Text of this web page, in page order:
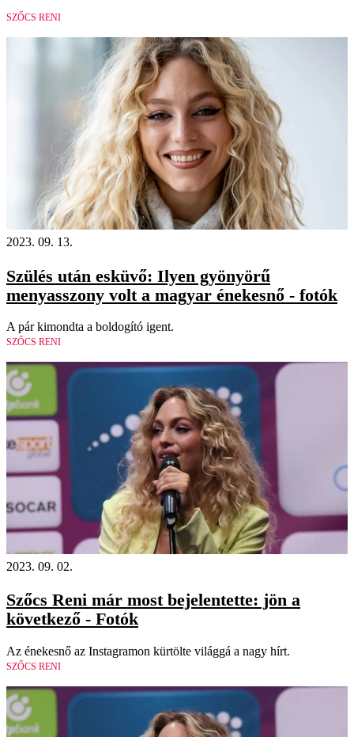
SZŐCS RENI
2023. 09. 13.
Szülés után esküvő: Ilyen gyönyörű
menyasszony volt a magyar énekesnő - fotók
A pár kimondta a boldogító igent.
SZŐCS RENI
2023. 09. 02.
Szőcs Reni már most bejelentette: jön a
következő - Fotók
Az énekesnő az Instagramon kürtölte világgá a nagy hírt.
SZŐCS RENI